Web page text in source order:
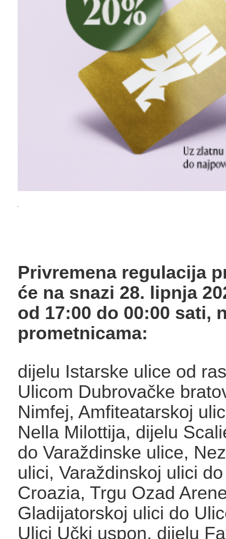
Privremena regulacija
će na snazi 28. lipnja
od 17:00 do 00:00 sati,
prometnicama:
dijelu Istarske ulice od
Ulicom Dubrovačke
Nimfej, Amfiteatarskoj
Nella Milottija, dijelu
do Varaždinske ulice,
ulici, Varaždinskoj ulici
Croazia, Trgu Ozad
Gladijatorskoj ulici do
Ulici Učki uspon, dijelu